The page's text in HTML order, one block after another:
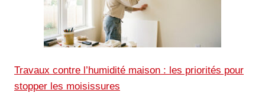
Travaux contre l’humidité maison : les priorités pour
stopper les moisissures